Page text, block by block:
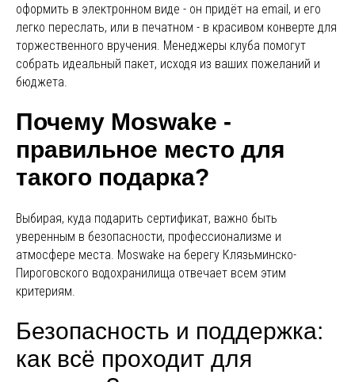
оформить в электронном виде - он придёт на email, и его
легко переслать, или в печатном - в красивом конверте для
торжественного вручения. Менеджеры клуба помогут
собрать идеальный пакет, исходя из ваших пожеланий и
бюджета.
Почему Moswake -
правильное место для
такого подарка?
Выбирая, куда подарить сертификат, важно быть
уверенным в безопасности, профессионализме и
атмосфере места. Moswake на берегу Клязьминско-
Пироговского водохранилища отвечает всем этим
критериям.
Безопасность и поддержка:
как всё проходит для